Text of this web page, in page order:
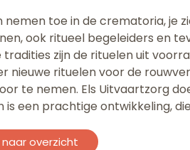
nemen toe in de crematoria, je
ook ritueel begeleiders en
tradities zijn de rituelen uit
nieuwe rituelen voor de
te nemen. Els Uitvaartzorg
is een prachtige ontwikkeling,
overzicht